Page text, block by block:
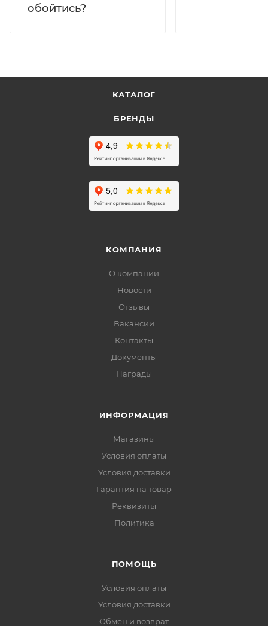
обойтись?
КАТАЛОГ
БРЕНДЫ
КОМПАНИЯ
О компании
Новости
Отзывы
Вакансии
Контакты
Документы
Награды
ИНФОРМАЦИЯ
Магазины
Условия оплаты
Условия доставки
Гарантия на товар
Реквизиты
Политика
ПОМОЩЬ
Условия оплаты
Условия доставки
Обмен и возврат